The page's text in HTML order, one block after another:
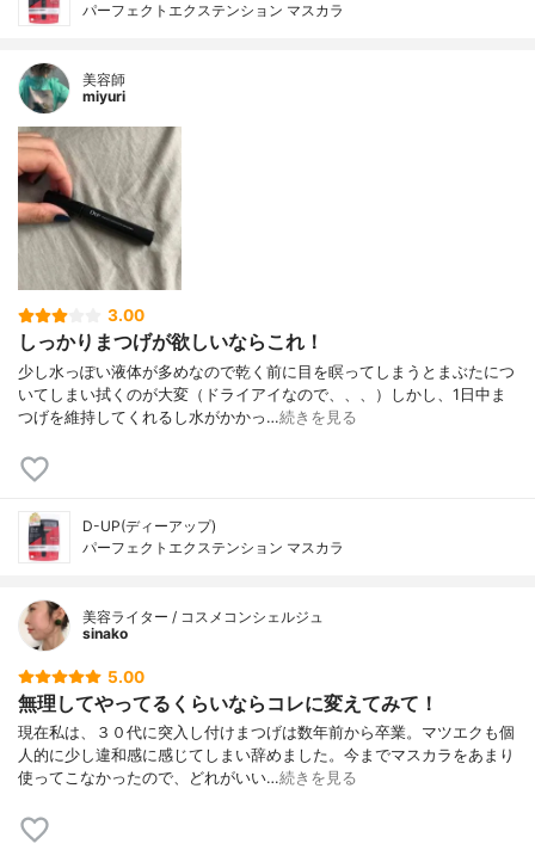
パーフェクトエクステンション マスカラ
美容師
miyuri
3.00
しっかりまつげが欲しいならこれ！
少し水っぽい液体が多めなので乾く前に目を瞑ってしまうとまぶたにつ
いてしまい拭くのが大変（ドライアイなので、、、）しかし、1日中ま
つげを維持してくれるし水がかかっ…続きを見る
D-UP(ディーアップ)
パーフェクトエクステンション マスカラ
美容ライター / コスメコンシェルジュ
sinako
5.00
無理してやってるくらいならコレに変えてみて！
現在私は、３０代に突入し付けまつげは数年前から卒業。マツエクも個
人的に少し違和感に感じてしまい辞めました。今までマスカラをあまり
使ってこなかったので、どれがいい…続きを見る